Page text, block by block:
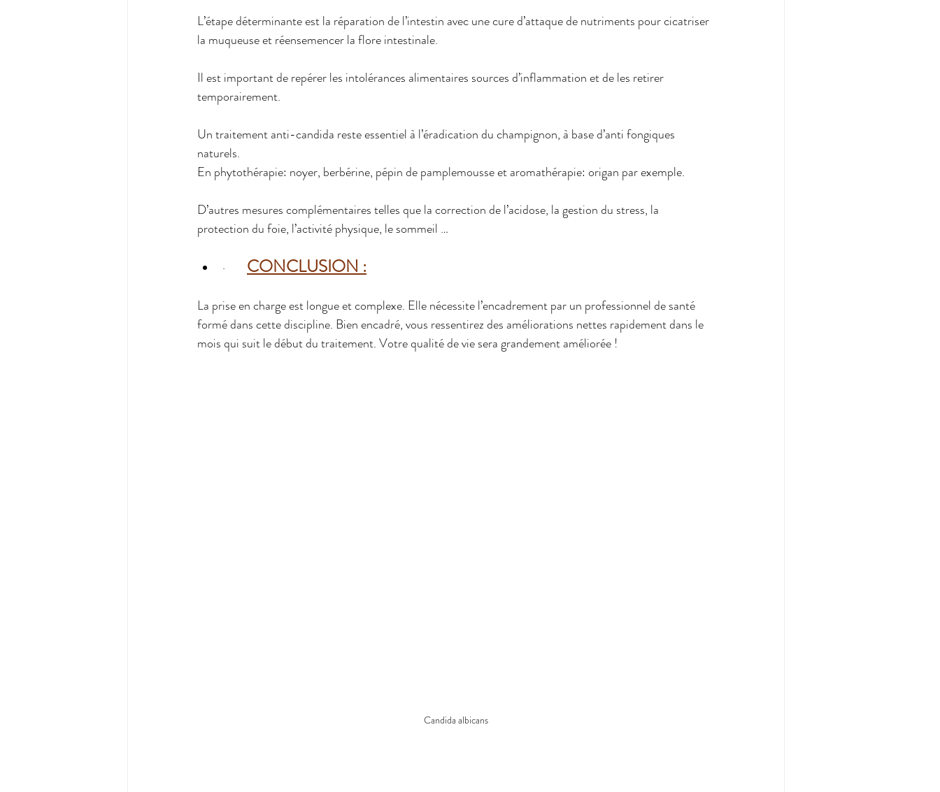
L’étape déterminante est la réparation de l’intestin avec une cure d’attaque de nutriments pour cicatriser
la muqueuse et réensemencer la flore intestinale.
Il est important de repérer les intolérances alimentaires sources d’inflammation et de les retirer
temporairement.
Un traitement anti-candida reste essentiel à l’éradication du champignon, à base d’anti fongiques
naturels.
En phytothérapie: noyer, berbérine, pépin de pamplemousse et aromathérapie: origan par exemple.
D’autres mesures complémentaires telles que la correction de l’acidose, la gestion du stress, la
protection du foie, l’activité physique, le sommeil …
· CONCLUSION :
La prise en charge est longue et complexe. Elle nécessite l’encadrement par un professionnel de santé
formé dans cette discipline. Bien encadré, vous ressentirez des améliorations nettes rapidement dans le
mois qui suit le début du traitement. Votre qualité de vie sera grandement améliorée !
Candida albicans